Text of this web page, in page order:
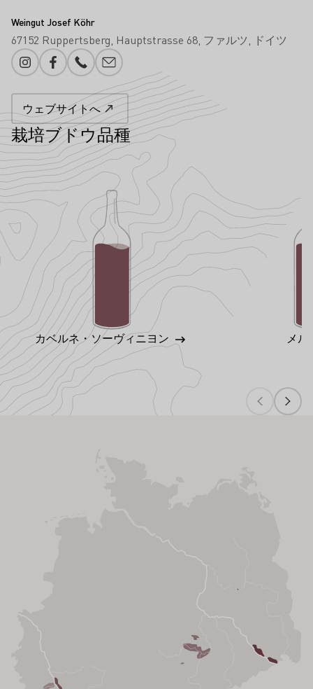
Weingut Josef Köhr
67152 Ruppertsberg Hauptstrasse 68 ファルツ
ドイツ
InstagramFacebook電話番号メール追加
ウェブサイトへ
栽培ブドウ品種
カベルネ・ソーヴィニヨン メ